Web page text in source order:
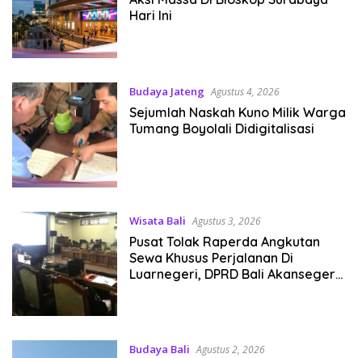
Hari Ini
Budaya Jateng Agustus 4, 2026
Sejumlah Naskah Kuno Milik Warga
Tumang Boyolali Didigitalisasi
Wisata Bali Agustus 3, 2026
Pusat Tolak Raperda Angkutan
Sewa Khusus Perjalanan Di
Luarnegeri, DPRD Bali Akansegera
Budaya Bali Agustus 2, 2026